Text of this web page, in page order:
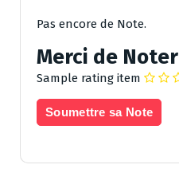
Pas encore de Note.
Merci de
Sample rating item